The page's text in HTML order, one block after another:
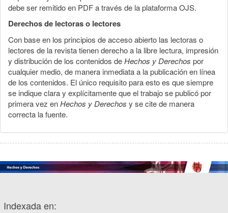
debe ser remitido en PDF a través de la plataforma OJS.
Derechos de lectoras o lectores
Con base en los principios de acceso abierto las lectoras o
lectores de la revista tienen derecho a la libre lectura, impresión
y distribución de los contenidos deHechos y Derechos por
cualquier medio, de manera inmediata a la publicación en línea
de los contenidos. El único requisito para esto es que siempre
se indique clara y explícitamente que el trabajo se publicó por
primera vez enHechos y Derechos y se cite de manera
correcta la fuente.
Indexada en: